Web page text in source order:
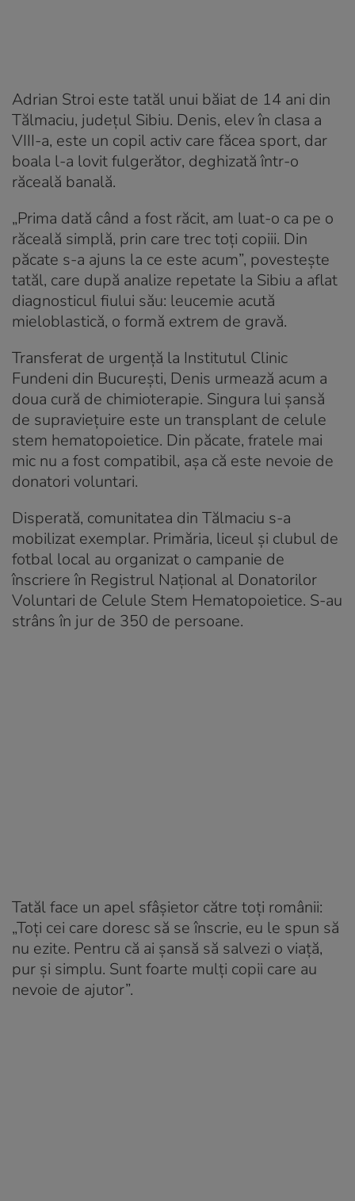
Adrian Stroi este tatăl unui băiat de 14 ani din
Tălmaciu, județul Sibiu. Denis, elev în clasa a
VIII-a, este un copil activ care făcea sport, dar
boala l-a lovit fulgerător, deghizată într-o
răceală banală.
„Prima dată când a fost răcit, am luat-o ca pe o
răceală simplă, prin care trec toți copiii. Din
păcate s-a ajuns la ce este acum”, povestește
tatăl, care după analize repetate la Sibiu a aflat
diagnosticul fiului său: leucemie acută
mieloblastică, o formă extrem de gravă.
Transferat de urgență la Institutul Clinic
Fundeni din București, Denis urmează acum a
doua cură de chimioterapie. Singura lui șansă
de supraviețuire este un transplant de celule
stem hematopoietice. Din păcate, fratele mai
mic nu a fost compatibil, așa că este nevoie de
donatori voluntari.
Disperată, comunitatea din Tălmaciu s-a
mobilizat exemplar. Primăria, liceul și clubul de
fotbal local au organizat o campanie de
înscriere în Registrul Național al Donatorilor
Voluntari de Celule Stem Hematopoietice. S-au
strâns în jur de 350 de persoane.
Tatăl face un apel sfâșietor către toți românii:
„Toți cei care doresc să se înscrie, eu le spun să
nu ezite. Pentru că ai șansă să salvezi o viață,
pur și simplu. Sunt foarte mulți copii care au
nevoie de ajutor”.